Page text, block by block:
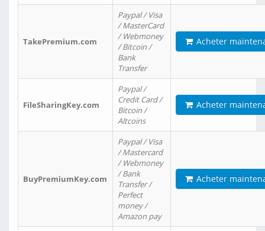
TakePremium.com
Paypal / Visa
/ MasterCard
/ Webmoney
/ Bitcoin /
Bank
Transfer
Acheter
FileSharingKey.com
Paypal /
Credit Card /
Bitcoin /
Altcoins
Acheter
BuyPremiumKey.com
Paypal / Visa
/ Mastercard
/ Webmoney
/ Bank
Transfer /
Perfect
money /
Amazon pay
Acheter